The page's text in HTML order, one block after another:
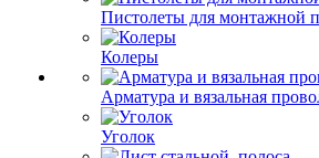
Пистолеты для монтажной
Колеры
Арматура и вязальная
Уголок